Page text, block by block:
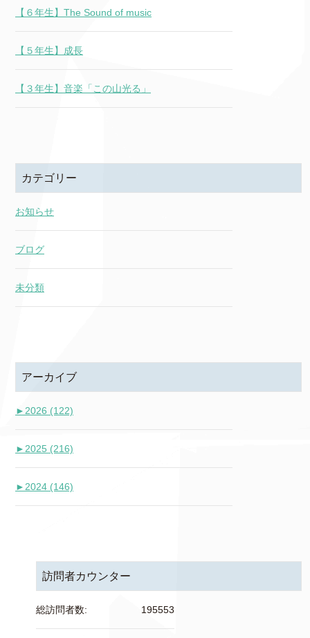
【６年生】The Sound of music
【５年生】成長
【３年生】音楽「この山光る」
カテゴリー
お知らせ
ブログ
未分類
アーカイブ
► 2026 (122)
► 2025 (216)
► 2024 (146)
訪問者カウンター
195553
総訪問者数: